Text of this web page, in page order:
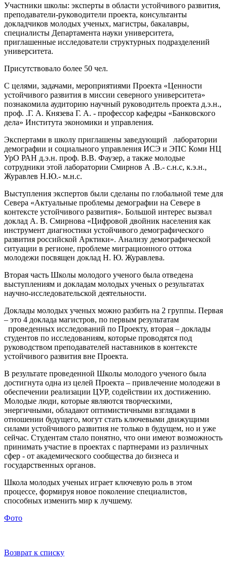
Участники школы: эксперты в области устойчивого развития,
преподаватели-руководители проекта, консультанты
докладчиков молодых ученых, магистры, бакалавры,
специалисты Департамента науки университета,
приглашенные исследователи структурных подразделений
университета.
Присутствовало более 50 чел.
С целями, задачами, мероприятиями Проекта «Ценности
устойчивого развития в миссии северного университета»
познакомила аудиторию научный руководитель проекта д.э.н.,
проф. .Г. А. Князева Г. А. - профессор кафедры «Банковского
дела» Института экономики и управления.
Экспертами в школу приглашены заведующий лаборатории
демографии и социального управления ИСЭ и ЭПС Коми НЦ
УрО РАН д.э.н. проф. В.В. Фаузер, а также молодые
сотрудники этой лаборатории Смирнов А .В.- с.н.с, к.э.н.,
Журавлев Н.Ю.- м.н.с.
Выступления экспертов были сделаны по глобальной теме для
Севера «Актуальные проблемы демографии на Севере в
контексте устойчивого развития». Большой интерес вызвал
доклад А. В. Смирнова «Цифровой двойник населения как
инструмент диагностики устойчивого демографического
развития российской Арктики». Анализу демографической
ситуации в регионе, проблеме миграционного оттока
молодежи посвящен доклад Н. Ю. Журавлева.
Вторая часть Школы молодого ученого была отведена
выступлениям и докладам молодых ученых о результатах
научно-исследовательской деятельности.
Доклады молодых ученых можно разбить на 2 группы. Первая
– это 4 доклада магистров, по первым результатам
проведенных исследований по Проекту, вторая – доклады
студентов по исследованиям, которые проводятся под
руководством преподавателей наставников в контексте
устойчивого развития вне Проекта.
В результате проведенной Школы молодого ученого была
достигнута одна из целей Проекта – привлечение молодежи в
обеспечении реализации ЦУР, содействии их достижению.
Молодые люди, которые являются творческими,
энергичными, обладают оптимистичными взглядами в
отношении будущего, могут стать ключевыми движущими
силами устойчивого развития не только в будущем, но и уже
сейчас. Студентам стало понятно, что они имеют возможность
принимать участие в проектах с партнерами из различных
сфер - от академического сообщества до бизнеса и
государственных органов.
Школа молодых ученых играет ключевую роль в этом
процессе, формируя новое поколение специалистов,
способных изменить мир к лучшему.
Фото
Возврат к списку